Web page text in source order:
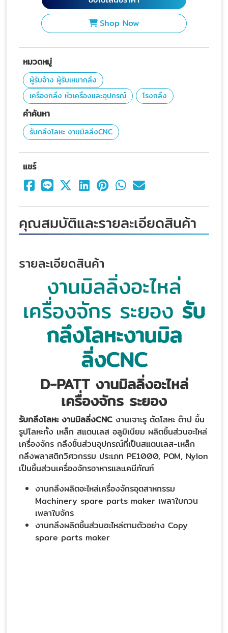
Shop Now
หมวดหมู่
ผู้รับจ้าง ผู้รับเหมากลึง
เครื่องกลึง หัวเครื่องและอุปกรณ์
โรงกลึง
คำค้นหา
รับกลึงโลหะ งานมิลลิ่งCNC
แชร์
คุณสมบัติและรายละเอียดสินค้า
รายละเอียดสินค้า
งานมิลลิ่งอะไหล่
เครื่องจักร ระยอง รับ
กลึงโลหะงานมิล
ลิ่งCNC
D-PATT งานมิลลิ่งอะไหล่
เครื่องจักร ระยอง
รับกลึงโลหะ งานมิลลิ่งCNC งานเจาะรู ตัดโลหะ ต๊าป ขึ้น
รูปโลหะทั้ง เหล็ก สแตนเลส อลูมิเนียม ผลิตชิ้นส่วนอะไหล่
เครื่องจักร กลึงชิ้นส่วนอุปกรณ์ที่เป็นสแตนเลส-เหล็ก
กลึงพลาสติกวิศวกรรม ประเภท PE1000, POM, Nylon
เป็นชิ้นส่วนเครื่องจักรอาหารและเคมีภัณฑ์
งานกลึงผลิตอะไหล่เครื่องจักรอุตสาหกรรม
Machinery spare parts maker เพลาใบกวน
เพลาใบจักร
งานกลึงผลิตชิ้นส่วนอะไหล่ตามตัวอย่าง Copy
spare parts maker